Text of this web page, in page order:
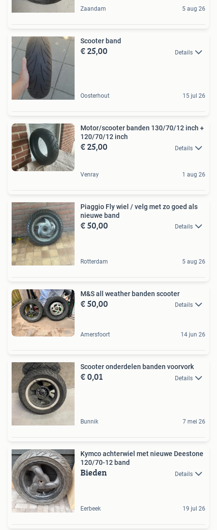
Zaandam 5 aug 26
Scooter band
€ 25,00 Details
Oosterhout 15 jul 26
Motor/scooter banden 130/70/12 inch +
120/70/12 inch
€ 25,00 Details
Venray 1 aug 26
Piaggio Fly wiel / velg met zo goed als
nieuwe band
€ 50,00 Details
Rotterdam 5 aug 26
M&S all weather banden scooter
€ 50,00 Details
Amersfoort 14 jun 26
Scooter onderdelen banden voorvork
€ 0,01 Details
Bunnik 7 mei 26
Kymco achterwiel met nieuwe Deestone
120/70-12 band
Bieden Details
Eerbeek 19 jul 26